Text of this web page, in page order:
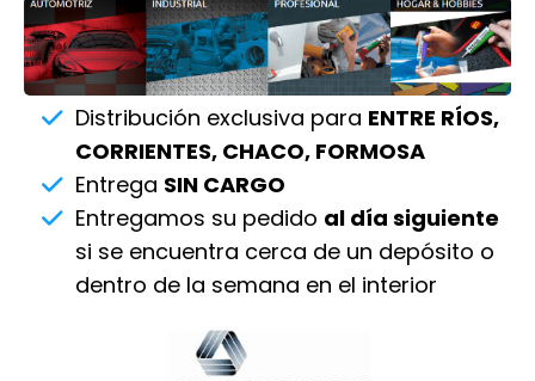
Distribución exclusiva para ENTRE RÍOS,
CORRIENTES, CHACO, FORMOSA
Entrega SIN CARGO
Entregamos su pedido al día siguiente
si se encuentra cerca de un depósito o
dentro de la semana en el interior